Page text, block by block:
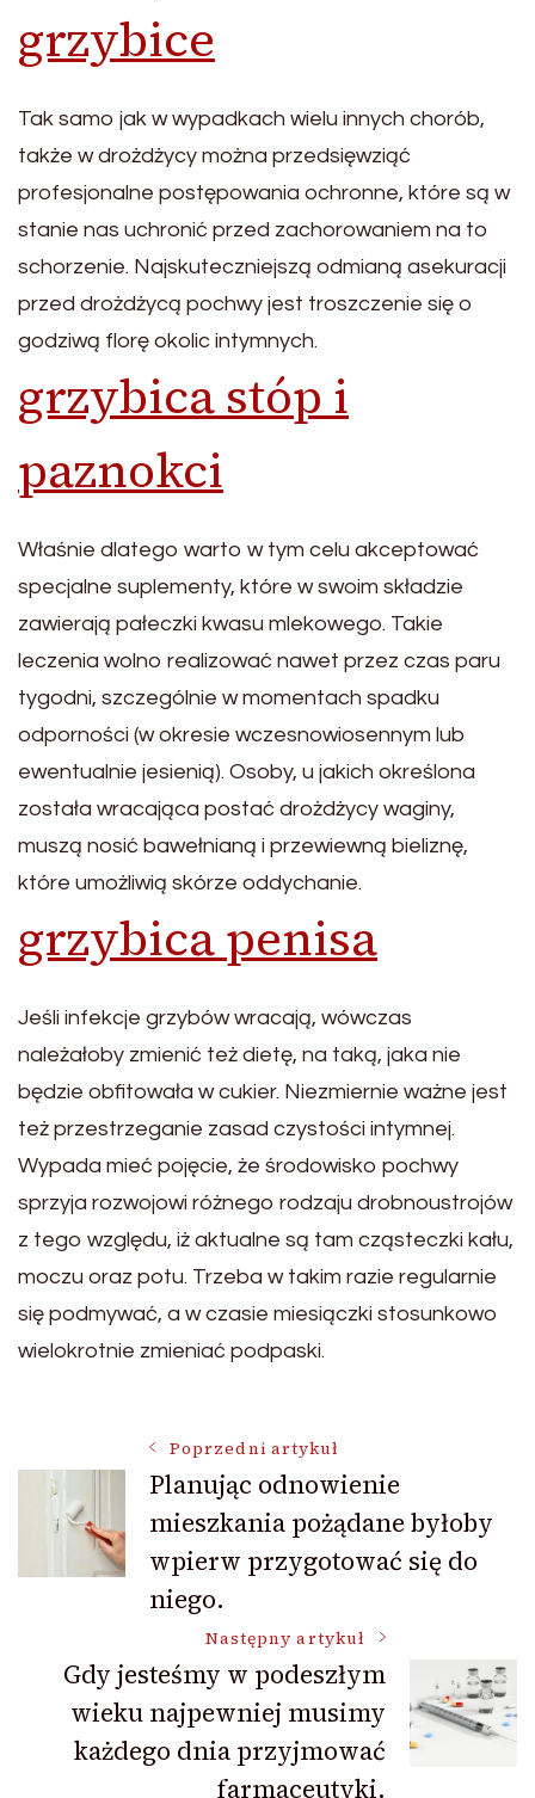
grzybice
Tak samo jak w wypadkach wielu innych chorób,
także w drożdżycy można przedsięwziąć
profesjonalne postępowania ochronne, które są w
stanie nas uchronić przed zachorowaniem na to
schorzenie. Najskuteczniejszą odmianą asekuracji
przed drożdżycą pochwy jest troszczenie się o
godziwą florę okolic intymnych.
grzybica stóp i
paznokci
Właśnie dlatego warto w tym celu akceptować
specjalne suplementy, które w swoim składzie
zawierają pałeczki kwasu mlekowego. Takie
leczenia wolno realizować nawet przez czas paru
tygodni, szczególnie w momentach spadku
odporności (w okresie wczesnowiosennym lub
ewentualnie jesienią). Osoby, u jakich określona
została wracająca postać drożdżycy waginy,
muszą nosić bawełnianą i przewiewną bieliznę,
które umożliwią skórze oddychanie.
grzybica penisa
Jeśli infekcje grzybów wracają, wówczas
należałoby zmienić też dietę, na taką, jaka nie
będzie obfitowała w cukier. Niezmiernie ważne jest
też przestrzeganie zasad czystości intymnej.
Wypada mieć pojęcie, że środowisko pochwy
sprzyja rozwojowi różnego rodzaju drobnoustrojów
z tego względu, iż aktualne są tam cząsteczki kału,
moczu oraz potu. Trzeba w takim razie regularnie
się podmywać, a w czasie miesiączki stosunkowo
wielokrotnie zmieniać podpaski.
Nawigacja
wpisu
Poprzedni artykuł
Planując odnowienie
mieszkania pożądane byłoby
wpierw przygotować się do
niego.
Następny artykuł
Gdy jesteśmy w podeszłym
wieku najpewniej musimy
każdego dnia przyjmować
farmaceutyki.